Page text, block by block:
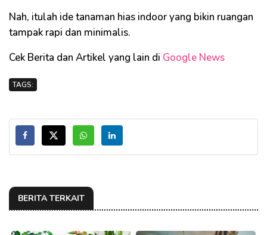
Nah, itulah ide tanaman hias indoor yang bikin ruangan
tampak rapi dan minimalis.
Cek Berita dan Artikel yang lain di Google News
TAGS:
BERITA TERKAIT